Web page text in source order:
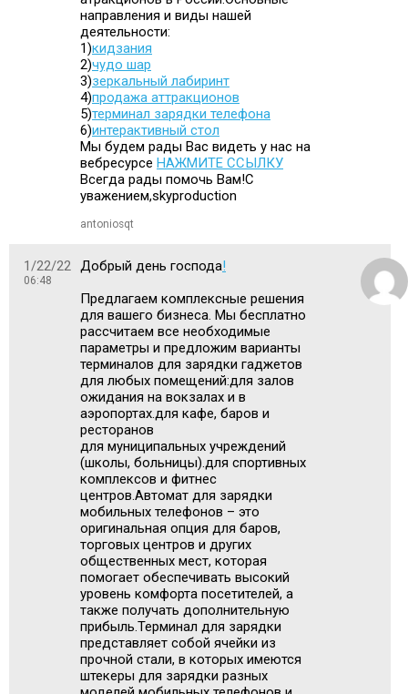
направления и виды нашей
деятельности:
1)кидзания
2)чудо шар
3)зеркальный лабиринт
4)продажа аттракционов
5)терминал зарядки телефона
6)интерактивный стол
Мы будем рады Вас видеть у нас на
вебресурсе НАЖМИТЕ ССЫЛКУ
Всегда рады помочь Вам!С
уважением,skyproduction
antoniosqt
1/22/22
06:48
Добрый день господа!
Предлагаем комплексные решения
для вашего бизнеса. Мы бесплатно
рассчитаем все необходимые
параметры и предложим варианты
терминалов для зарядки гаджетов
для любых помещений:для залов
ожидания на вокзалах и в
аэропортах.для кафе, баров и
ресторанов
для муниципальных учреждений
(школы, больницы).для спортивных
комплексов и фитнес
центров.Автомат для зарядки
мобильных телефонов – это
оригинальная опция для баров,
торговых центров и других
общественных мест, которая
помогает обеспечивать высокий
уровень комфорта посетителей, а
также получать дополнительную
прибыль.Терминал для зарядки
представляет собой ячейки из
прочной стали, в которых имеются
штекеры для зарядки разных